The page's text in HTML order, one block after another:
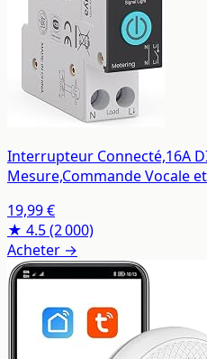
Interrupteur Connecté,16A
Mesure,Commande Vocale
19,99 €
★ 4.5(2 000)
Acheter →